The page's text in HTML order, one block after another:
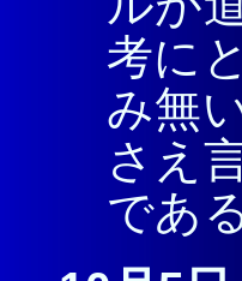
考に
み無
さえ
であ